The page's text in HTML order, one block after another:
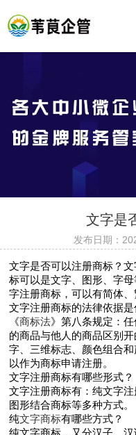
文字是
发布日期：
文字是否可以注册商标？
标可以是文字、图形、字
字注册商标，可以有简体
文字注册商标的法律依据是
《商标法》第八条规定：
的商品与他人的商品区别
字、三维标志、颜色组合
以作为商标申请注册。
文字注册商标有哪些形式？
文字注册商标有：纯文字
图形结合商标等多种方式。
纯文字商标有哪些方式？
纯文字商标，又分汉子、汉